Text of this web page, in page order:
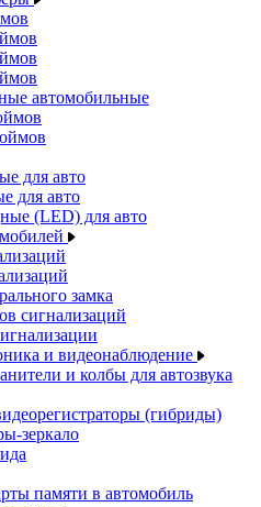
автомобильные
для авто
для авто
(LED) для авто
замка
сигнализаций
и видеонаблюдение
и колбы для автозвука
(гибриды)
зеркало
памяти в автомобиль